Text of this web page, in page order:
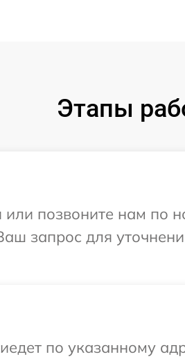
Этапы
позвоните нам по
запрос для
по указанному